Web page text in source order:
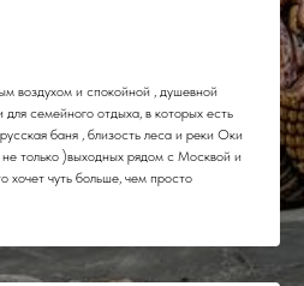
воздухом и спокойной , душевной
семейного отдыха, в которых есть
баня , близость леса и реки Оки
только )выходных рядом с Москвой и
хочет чуть больше, чем просто